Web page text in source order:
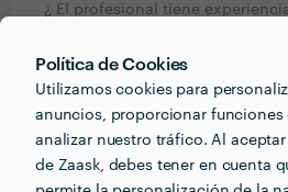
Política de Cookies
Utilizamos cookies para
anuncios, proporcionar funciones
analizar nuestro tráfico. Al
de Zaask, debes tener en cuenta
¿ El profesional tiene
¿Qué formación y experiencia
relacionadas con tu trabajo?
Muchos años y eventos de